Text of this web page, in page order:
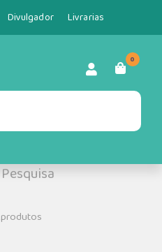
Divulgador Livrarias
0
Pesquisa
produtos